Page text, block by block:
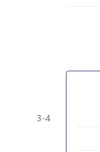
3-4